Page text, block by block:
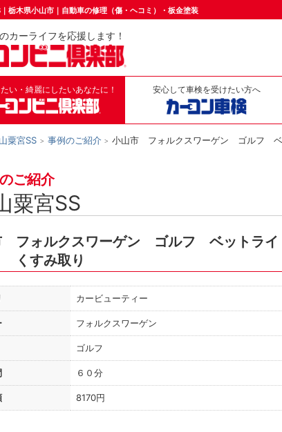
栃木県小山市｜自動車の修理（傷・ヘコミ）・板金塗装
カーライフを応援します！
い・綺麗にしたいあなたに！ 安心して車検を受けたい方へ
粟宮SS 事例のご紹介 小山市 フォルクスワーゲン ゴルフ
ご紹介
粟宮SS
フォルクスワーゲン ゴルフ ベットラ
くすみ取り
カービューティー
フォルクスワーゲン
ゴルフ
６０分
8170円